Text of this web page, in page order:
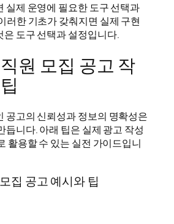
실제 운영에 필요한 도구 선택과
러한 기초가 갖춰지면 실제 구현
은 도구 선택과 설정입니다.
원 모집 공고 작
공고의 신뢰성과 정보의 명확성은
듭니다. 아래 팁은 실제 광고 작성
활용할 수 있는 실전 가이드입니
집 공고 예시와 팁